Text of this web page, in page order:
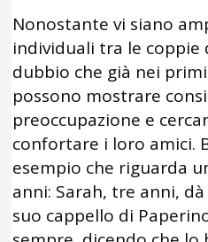
Nonostante vi siano
individuali tra le coppie
dubbio che già nei
possono mostrare
preoccupazione e
confortare i loro amici.
esempio che riguarda
anni: Sarah, tre anni,
suo cappello di